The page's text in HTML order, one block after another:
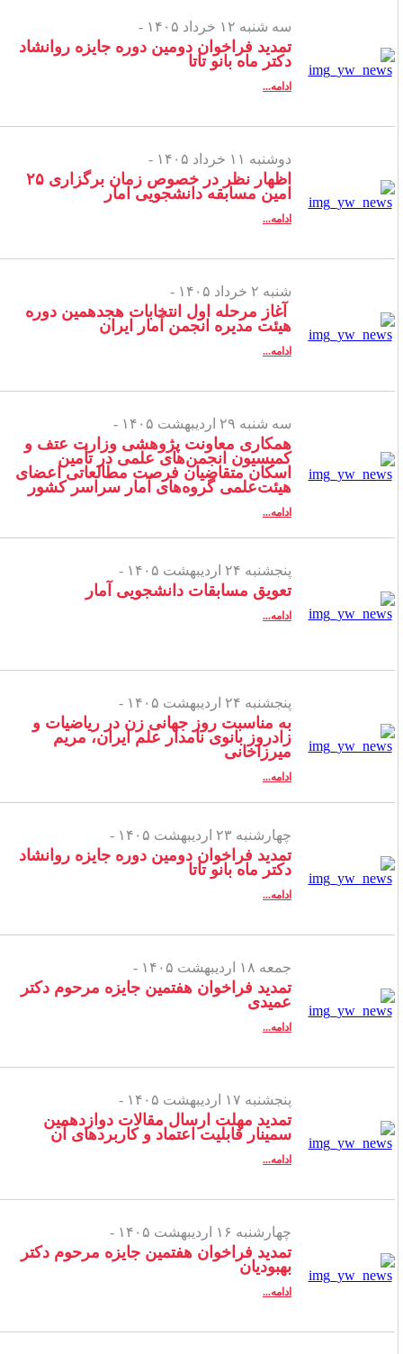
سه شنبه ۱۲ خرداد ۱۴۰۵ -
تمدید فراخوان دومین دوره جایزه روانشاد
دکتر ماه بانو تاتا
ادامه...
دوشنبه ۱۱ خرداد ۱۴۰۵ -
اظهار نظر در خصوص زمان برگزاری ۲۵
امین مسابقه دانشجویی امار
ادامه...
شنبه ۲ خرداد ۱۴۰۵ -
آغاز مرحله اول انتخابات هجدهمین دوره
هیئت مدیره انجمن آمار ایران
ادامه...
سه شنبه ۲۹ اردیبهشت ۱۴۰۵ -
همکاری معاونت پژوهشی وزارت عتف و
کمیسیون انجمن‌های علمی در تأمین
اسکان متقاضیان فرصت مطالعاتی اعضای
هیئت‌علمی گروه‌های آمار سراسر کشور
ادامه...
پنجشنبه ۲۴ اردیبهشت ۱۴۰۵ -
تعویق مسابقات دانشجویی آمار
ادامه...
پنجشنبه ۲۴ اردیبهشت ۱۴۰۵ -
به مناسبت روز جهانی زن در ریاضیات و
زادروز بانوی نامدار علم ایران، مریم
میرزاخانی
ادامه...
چهارشنبه ۲۳ اردیبهشت ۱۴۰۵ -
تمدید فراخوان دومین دوره جایزه روانشاد
دکتر ماه بانو تاتا
ادامه...
جمعه ۱۸ اردیبهشت ۱۴۰۵ -
تمدید فراخوان هفتمین جایزه مرحوم دکتر
عمیدی
ادامه...
پنجشنبه ۱۷ اردیبهشت ۱۴۰۵ -
تمدید مهلت ارسال مقالات دوازدهمین
سمینار قابلیت اعتماد و کاربردهای آن
ادامه...
چهارشنبه ۱۶ اردیبهشت ۱۴۰۵ -
تمدید فراخوان هفتمین جایزه مرحوم دکتر
بهبودیان
ادامه...